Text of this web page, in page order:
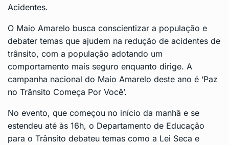
Acidentes.
O Maio Amarelo busca conscientizar a população e
debater temas que ajudem na redução de acidentes de
trânsito, com a população adotando um
comportamento mais seguro enquanto dirige. A
campanha nacional do Maio Amarelo deste ano é ‘Paz
no Trânsito Começa Por Você’.
No evento, que começou no início da manhã e se
estendeu até às 16h, o Departamento de Educação
para o Trânsito debateu temas como a Lei Seca e